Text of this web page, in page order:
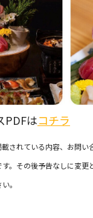
PDFはコチラ
されている内容、お問い
。その後予告なしに変更
。